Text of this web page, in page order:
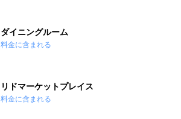
ダイニングルーム
料金に含まれる
リドマーケットプレイス
料金に含まれる